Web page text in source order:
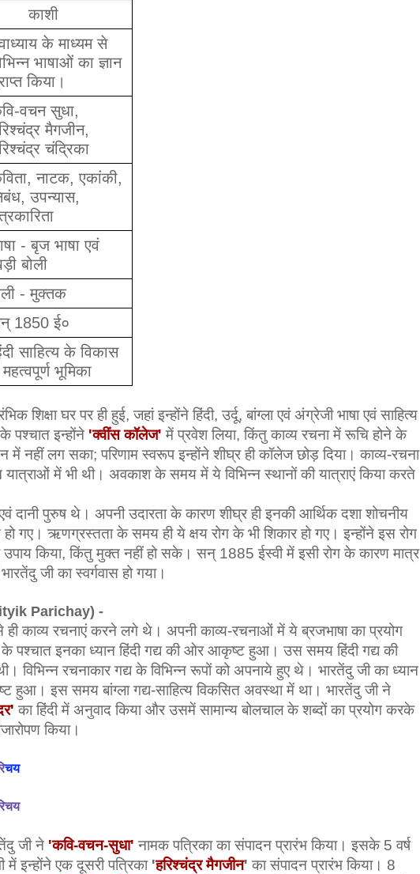
        काशी
के माध्यम से
भाषाओं का ज्ञान
किया।
वचन सुधा,
मैगजीन,
चंद्रिका
नाटक, एकांकी,
उपन्यास,
- बृज भाषा एवं
बोली
- मुक्तक
1850 ई०
साहित्य के विकास
भूमिका
शिक्षा घर पर ही हुई, जहां इन्होंने हिंदी, उर्दू, बांग्ला एवं अंग्रेजी भाषा एवं साहित्य
पश्चात इन्होंने 'क्वींस कॉलेज' में प्रवेश लिया, किंतु काव्य रचना में रूचि होने के
नहीं लग सका; परिणाम स्वरूप इन्होंने शीघ्र ही कॉलेज छोड़ दिया। काव्य-रचना
में भी थी। अवकाश के समय में ये विभिन्न स्थानों की यात्राएं किया करते
दानी पुरुष थे। अपनी उदारता के कारण शीघ्र ही इनकी आर्थिक दशा शोचनीय
गए। ऋणग्रस्तता के समय ही ये क्षय रोग के भी शिकार हो गए। इन्होंने इस रोग
किया, किंतु मुक्त नहीं हो सके। सन् 1885 ईस्वी में इसी रोग के कारण मात्र
जी का स्वर्गवास हो गया।
Parichay) -
ही काव्य रचनाएं करने लगे थे। अपनी काव्य-रचनाओं में ये ब्रजभाषा का प्रयोग
इनका ध्यान हिंदी गद्य की ओर आकृष्ट हुआ। उस समय हिंदी गद्य की
विभिन्न रचनाकार गद्य के विभिन्न रूपों को अपनाये हुए थे। भारतेंदु जी का ध्यान
इस समय बांग्ला गद्य-साहित्य विकसित अवस्था में था। भारतेंदु जी ने
' का हिंदी में अनुवाद किया और उसमें सामान्य बोलचाल के शब्दों का प्रयोग करके
किया।
चय
जी ने 'कवि-वचन-सुधा' नामक पत्रिका का संपादन प्रारंभ किया। इसके 5 वर्ष
इन्होंने एक दूसरी पत्रिका ' हरिश्चंद्र‌ मैगजीन' का संपादन प्रारंभ किया। 8